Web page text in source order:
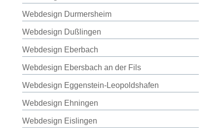
Webdesign Durmersheim
Webdesign Dußlingen
Webdesign Eberbach
Webdesign Ebersbach an der Fils
Webdesign Eggenstein-Leopoldshafen
Webdesign Ehningen
Webdesign Eislingen